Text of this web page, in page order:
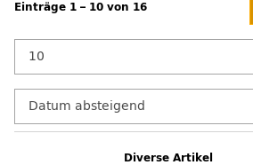
Einträge 1 – 10 von 16
Diverse Artikel